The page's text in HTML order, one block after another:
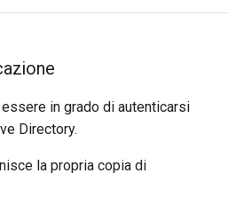
in grado di autenticarsi
Directory.
la propria copia di